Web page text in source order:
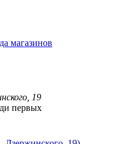
магазинов
19
первых